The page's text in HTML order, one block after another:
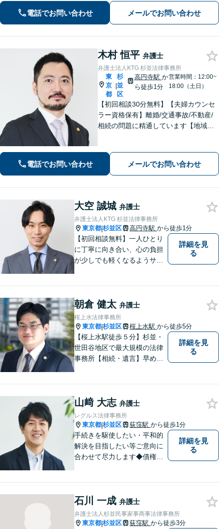
ましたら、お気軽にご相談ください。
電話でお問い合わせ メールでお問い合わせ
木村 恒平 弁護士
弁護士法人KTG 杉並法律事務所
東
京
都
|
杉
並
区
高円寺駅 か
ら徒歩1分
営業時間：12:00~
18:00（土日）
【初回相談30分無料】【夫婦カウンセ
ラー資格保有】離婚/交通事故/不動産/
相続の問題に精通しています【地域に
指し、日々邁進しております【夜間・
土日相談可】
電話でお問い合わせ メールでお問い合わせ
大空 誠城 弁護士
弁護士法人KTG 杉並法律事務所
東京都|杉並区 高円寺駅 から徒歩1分
【初回相談無料】一人ひとり
に丁寧に向き合い、心の負担
が少しでも軽くなるようサポ
しています。【夜間や休日相
談も対応可能】【メール・WE
B面談可】
詳細を見
る
朝倉 健太 弁護士
桜上水法律事務所
東京都|杉並区 桜上水駅 から徒歩5分
【桜上水駅徒歩５分】杉並・
世田谷地区で最大規模の法律
事務所【相続・遺言】早めの
談下さい【借金・債務整理】
生活再建に向けて伴走しま
す！
詳細を見
る
山﨑 大志 弁護士
レグルス法律事務所
東京都|杉並区 荻窪駅 から徒歩1分
手続きを駆使したい・平和的
解決を目指したい等ご意向に
合わせて尽力します◆債権回
電気工事等】【請負代金、売
掛代金】今すぐにお電話くだ
さい。
詳細を見
る
石川 一成 弁護士
弁護士法人杉並民事家事商事法律事務所
東京都|杉並区 荻窪駅 から徒歩3分